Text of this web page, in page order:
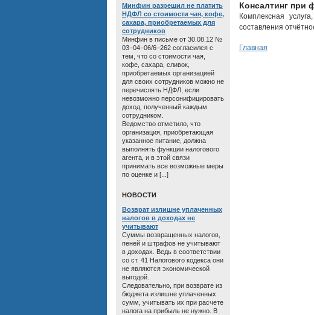
Консалтинг при
Комплексная
составления
Главная
Минфин разрешил не платить
НДФЛ со стоимости чая, кофе,
сахара, приобретаемых для
сотрудников
Минфин в письме от 30.08.12 №
03−04−06/6−262 согласился с
тем, что со стоимости чая,
кофе, сахара, сливок,
приобретаемых организацией
для своих сотрудников можно не
перечислять НДФЛ, если
невозможно персонифицировать
доход, полученный каждым
сотрудником.
Ведомство отметило, что
организация, приобретающая
указанное питание, должна
выполнять функции налогового
агента, и в этой связи
принимать все возможные меры
по оценке и [...]
HОВОСТИ
Возврат излишне уплаченных
налогов в доходах не
учитывают
Суммы возвращенных налогов,
пеней и штрафов не учитывают
в доходах. Ведь в соответствии
со ст. 41 Налогового кодекса они
не являются экономической
выгодой.
Следовательно, при возврате из
бюджета излишне уплаченных
сумм, учитывать их при расчете
налога на прибыль не нужно. В